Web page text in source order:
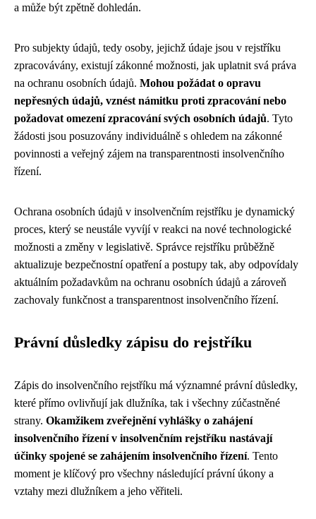
a může být zpětně dohledán.
Pro subjekty údajů, tedy osoby, jejichž údaje jsou v rejstříku
zpracovávány, existují zákonné možnosti, jak uplatnit svá práva
na ochranu osobních údajů. Mohou požádat o opravu
nepřesných údajů, vznést námitku proti zpracování nebo
požadovat omezení zpracování svých osobních údajů. Tyto
žádosti jsou posuzovány individuálně s ohledem na zákonné
povinnosti a veřejný zájem na transparentnosti insolvenčního
řízení.
Ochrana osobních údajů v insolvenčním rejstříku je dynamický
proces, který se neustále vyvíjí v reakci na nové technologické
možnosti a změny v legislativě. Správce rejstříku průběžně
aktualizuje bezpečnostní opatření a postupy tak, aby odpovídaly
aktuálním požadavkům na ochranu osobních údajů a zároveň
zachovaly funkčnost a transparentnost insolvenčního řízení.
Právní důsledky zápisu do rejstříku
Zápis do insolvenčního rejstříku má významné právní důsledky,
které přímo ovlivňují jak dlužníka, tak i všechny zúčastněné
strany. Okamžikem zveřejnění vyhlášky o zahájení
insolvenčního řízení v insolvenčním rejstříku nastávají
účinky spojené se zahájením insolvenčního řízení. Tento
moment je klíčový pro všechny následující právní úkony a
vztahy mezi dlužníkem a jeho věřiteli.